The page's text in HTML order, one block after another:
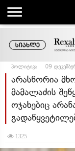
პოლიტიკა 09
არასწორია
მამალაძის
ოჯახებიც
1325